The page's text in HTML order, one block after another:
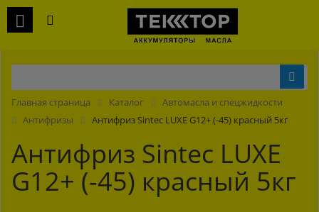
Главная страница Каталог
Автомасла и спецжидкости
Антифризы
Антифриз Sintec LUXE G12+ (-45) красный 5кг
Антифриз Sintec LUXE
G12+ (-45) красный 5кг